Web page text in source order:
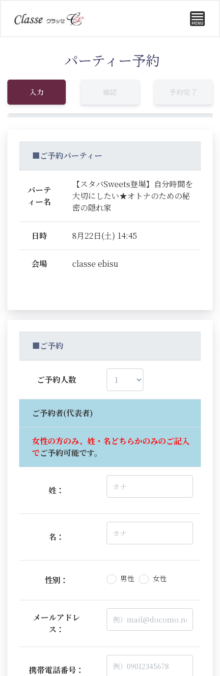
パーティー予約
入力 確認 予約完了
■ご予約パーティー
パーテ
ィー名
【スタバSweets登場】自分時間を
大切にしたい★オトナのための秘
密の隠れ家
日時 8月22日(土) 14:45
会場 classe ebisu
■ご予約
ご予約人数
ご予約者(代表者)
女性の方のみ、姓・名どちらかのみのご記入
でご予約可能です。
姓：
名：
性別： 男性 女性
メールアドレ
ス：
携帯電話番号：